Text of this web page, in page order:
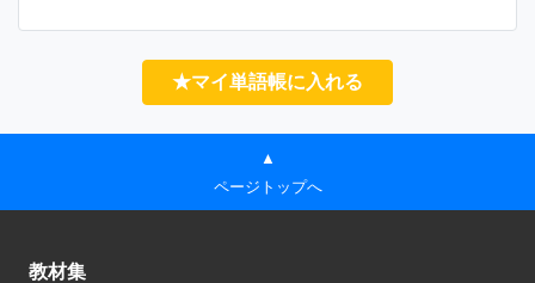
★マイ単語帳に入れる
▲
ページトップへ
教材集